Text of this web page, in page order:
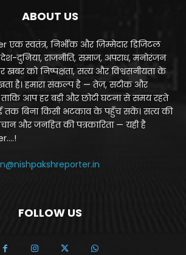
ABOUT US
एक स्वतंत्र, निर्भीक और ज़िम्मेदार डिजिटल
दुनिया, राजनीति, समाज, अपराध, मनोरंजन
खबर को निष्पक्षता, सत्य और विश्वसनीयता के
है। हमारा संकल्प है — तेज़, सटीक और
ताकि आप हर बड़ी और छोटी घटना से समय रहते
तक बिना किसी भटकाव के पहुँच सकें। सत्य की
और जनहित की पत्रकारिता — यही है
FOLLOW US